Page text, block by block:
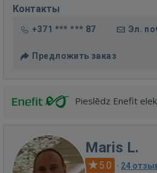
Контакты
+371 *** *** 87 Эл.
Предложить заказ
Pieslēdz Enefit
Maris L.
5.0 · 24